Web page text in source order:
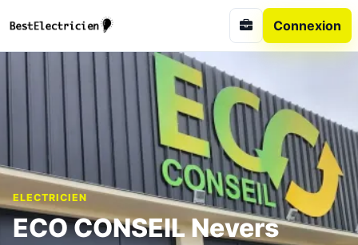
Connexion
ELECTRICIEN
ECO CONSEIL Nevers